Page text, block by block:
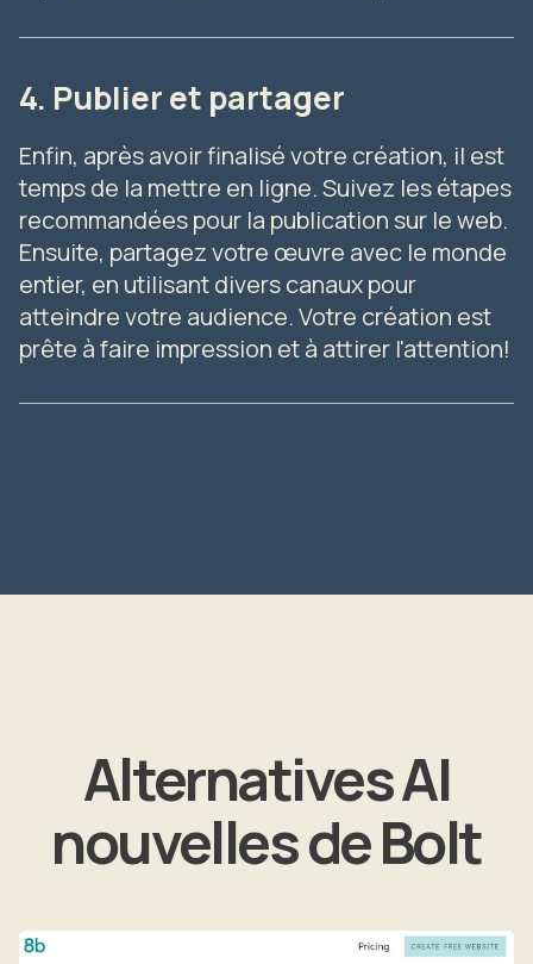
4. Publier et partager
Enfin, après avoir finalisé votre création, il est
temps de la mettre en ligne. Suivez les étapes
recommandées pour la publication sur le web.
Ensuite, partagez votre œuvre avec le monde
entier, en utilisant divers canaux pour
atteindre votre audience. Votre création est
prête à faire impression et à attirer l'attention!
Alternatives AI
nouvelles de Bolt